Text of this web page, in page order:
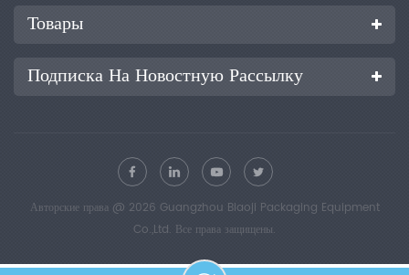
Товары
Подписка На Новостную Рассылку
Авторские права @ 2026 Guangzhou Biaoji Packaging Equipment
Co.,Ltd. Все права защищены.